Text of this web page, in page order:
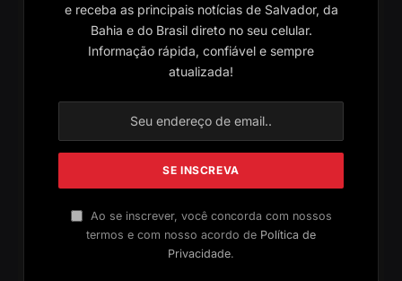
e receba as principais notícias de Salvador, da
Bahia e do Brasil direto no seu celular.
Informação rápida, confiável e sempre
atualizada!
Ao se inscrever, você concorda com nossos
termos e com nosso acordo de Política de
Privacidade.